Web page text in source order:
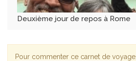
Deuxième jour de repos à Rome
Pour commenter ce carnet de voyage,